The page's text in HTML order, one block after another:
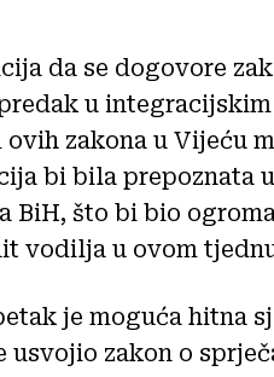
da se dogovore
u
zakona u Vijeću
bi bila prepoznata
BiH, što bi bio
vodilja u ovom
je moguća hitna
usvojio zakon o